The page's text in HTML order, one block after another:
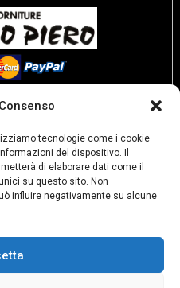
tecnologie come i cookie
del dispositivo. Il
di elaborare dati come il
su questo sito. Non
influire negativamente su alcune